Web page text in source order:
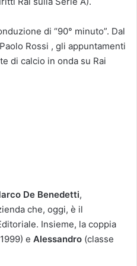
di “90° minuto”. Dal
Rossi , gli appuntamenti
di calcio in onda su Rai
De Benedetti,
che, oggi, è il
Insieme, la coppia
e Alessandro (classe